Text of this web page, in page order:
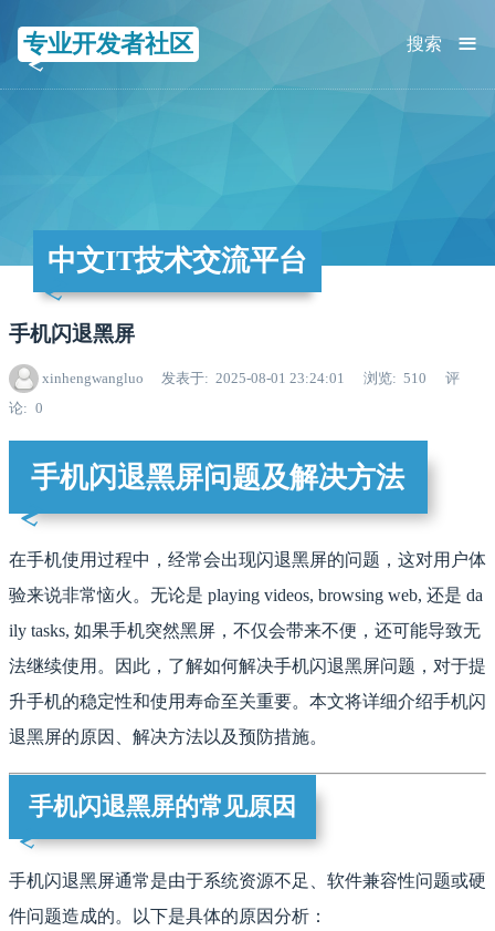
专业开发者社区 ≡
搜索
中文IT技术交流平台
手机闪退黑屏
xinhengwangluo 发表于 2025-08-01 23:24:01 浏览 510
评
论
0
手机闪退黑屏问题及解决方法
在手机使用过程中，经常会出现闪退黑屏的问题，这对用户体
验来说非常恼火。无论是 playing videos, browsing web, 还是 da
ily tasks, 如果手机突然黑屏，不仅会带来不便，还可能导致无
法继续使用。因此，了解如何解决手机闪退黑屏问题，对于提
升手机的稳定性和使用寿命至关重要。本文将详细介绍手机闪
退黑屏的原因、解决方法以及预防措施。
手机闪退黑屏的常见原因
手机闪退黑屏通常是由于系统资源不足、软件兼容性问题或硬
件问题造成的。以下是具体的原因分析：